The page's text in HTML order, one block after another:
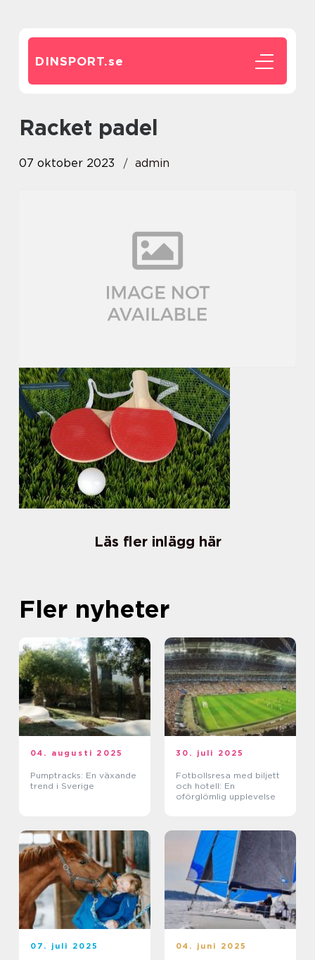
DINSPORT.se
racket padel
07 oktober 2023 admin
Läs fler inlägg här
Fler nyheter
04. augusti 2025
Pumptracks: En växande
trend i Sverige
30. juli 2025
Fotbollsresa med biljett
och hotell: En
oförglömlig upplevelse
07. juli 2025 04. juni 2025